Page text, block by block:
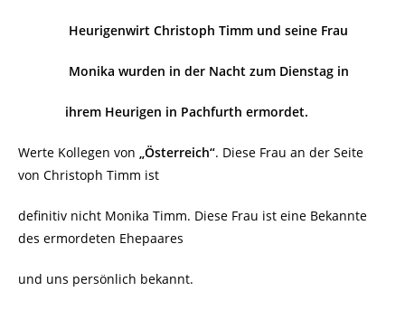
Heurigenwirt Christoph Timm und seine Frau
Monika wurden in der Nacht zum Dienstag in
ihrem Heurigen in Pachfurth ermordet.
Werte Kollegen von „Österreich“. Diese Frau an der Seite
von Christoph Timm ist
definitiv nicht Monika Timm. Diese Frau ist eine Bekannte
des ermordeten Ehepaares
und uns persönlich bekannt.